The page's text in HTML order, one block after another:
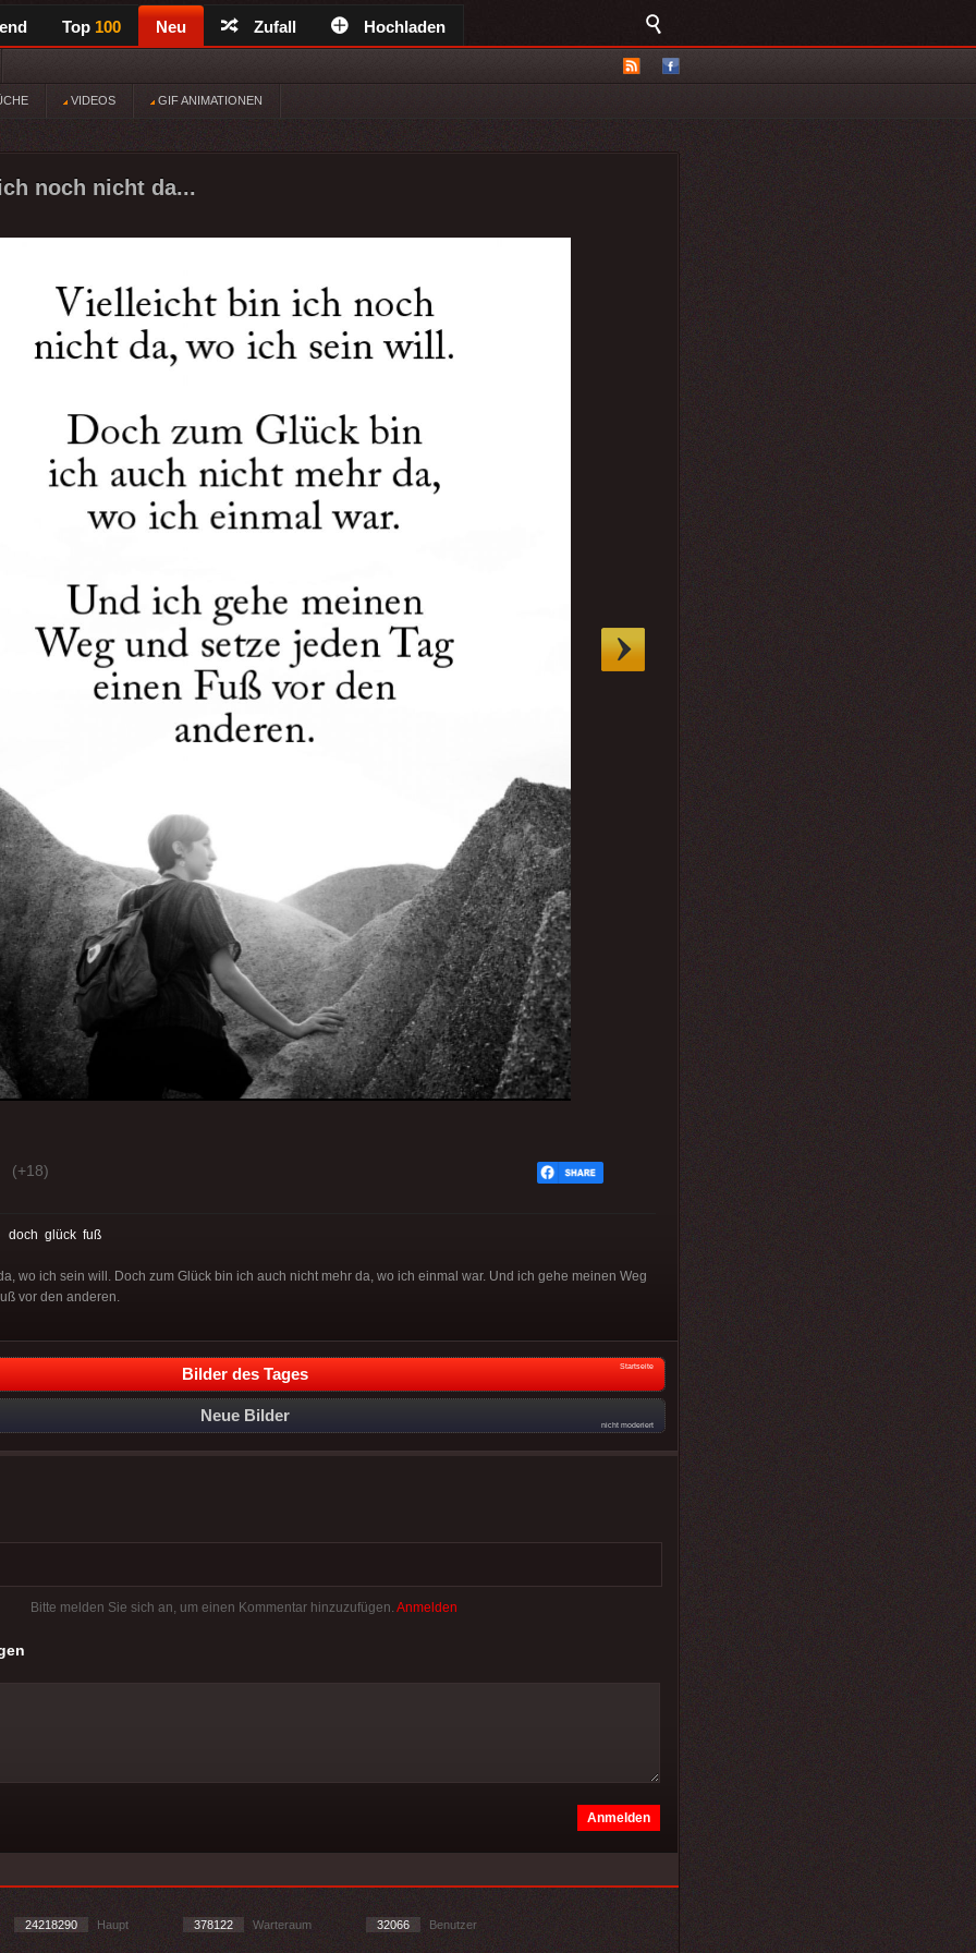
Top 100 Neu Zufall Hochladen
VIDEOS GIF ANIMATIONEN
noch nicht da...
(+18)
doch glück fuß
wo ich sein will. Doch zum Glück bin ich auch nicht mehr da, wo ich einmal war. Und ich gehe meinen Weg
vor den anderen.
Bilder des Tages Startseite
Neue Bilder
nicht moderiert
Bitte melden Sie sich an, um einen Kommentar hinzuzufügen. Anmelden
24218290 Haupt 378122 Warteraum 32066 Benutzer